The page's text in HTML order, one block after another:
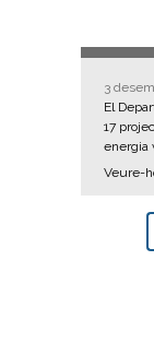
3
El
17
energia
Veure-